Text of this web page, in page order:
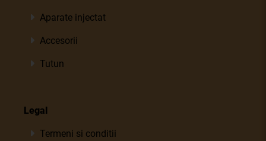
Aparate injectat
Accesorii
Tutun
Legal
Termeni si conditii